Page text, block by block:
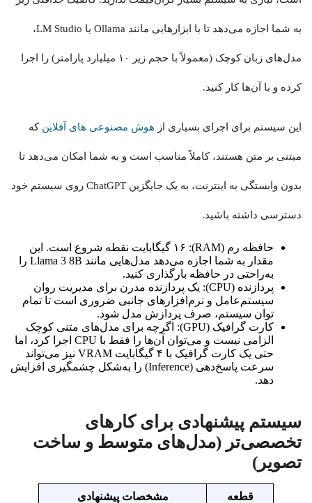
به شما اجازه می‌دهد تا با ابزارهایی مانند Ollama یا LM Studio،
مدل‌های زبان کوچک (معمولاً با حجم زیر ۱۰ میلیارد پارامتر) را اجرا
کرده و با آن‌ها کار کنید.
این سیستم برای اجرای بسیاری از هوش مصنوعی های آفلاین که
مبتنی بر متن هستند، کاملاً مناسب است و به شما امکان می‌دهد تا
بدون وابستگی به اینترنت، به یک جایگزین ChatGPT روی سیستم خود
دسترسی داشته باشید.
حافظه رم (RAM): ۱۶ گیگابایت نقطه شروع است. این
مقدار به شما اجازه می‌دهد مدل‌هایی مانند Llama 3 8B را
به‌راحتی در حافظه بارگذاری کنید.
پردازنده (CPU): یک پردازنده مدرن برای مدیریت روان
سیستم‌عامل و نرم‌افزارهای جانبی ضروری است تا تمام
توان سیستم، صرف پردازش مدل شود.
کارت گرافیک (GPU): اگرچه برای مدل‌های متنی کوچک
الزامی نیست و می‌توان آن‌ها را فقط با CPU اجرا کرد، اما
حتی یک کارت گرافیک با ۴ گیگابایت VRAM نیز می‌تواند
سرعت پاسخ‌دهی (Inference) را به‌شکل چشمگیری افزایش
دهد.
سیستم پیشنهادی برای کارهای
تخصصی‌تر (مدل‌های متوسط و ساخت
تصویر)
قطعه مشخصات پیشنهادی